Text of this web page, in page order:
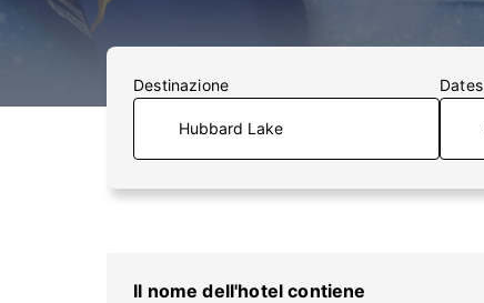
Destinazione Dates
Il nome dell'hotel contiene